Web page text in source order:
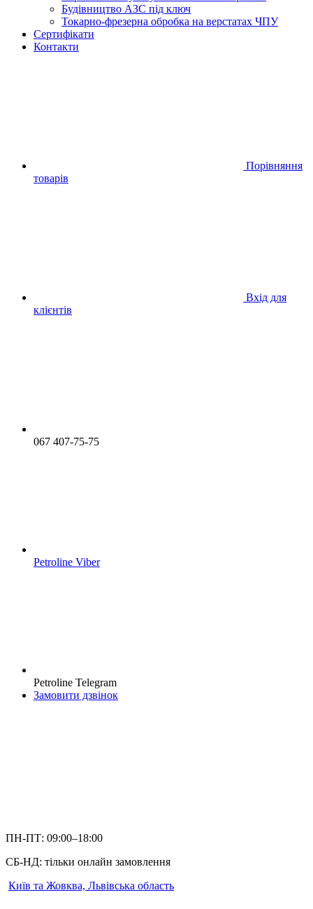
Будівництво АЗС під ключ
Токарно-фрезерна обробка на верстатах ЧПУ
Сертифікати
Контакти
Порівняння
товарів
Вхід для
клієнтів
067 407-75-75
Petroline Viber
Petroline Telegram
Замовити дзвінок
ПН-ПТ: 09:00–18:00
СБ-НД: тільки онлайн замовлення
Київ та Жовква, Львівська область